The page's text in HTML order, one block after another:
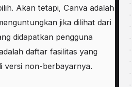
Akan tetapi, Canva adalah
jika dilihat dari
didapatkan pengguna
daftar fasilitas yang
versi non-berbayarnya.